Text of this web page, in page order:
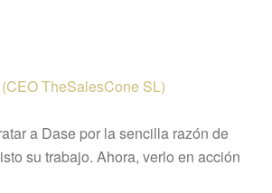
TheSalesCone SL)
a Dase por la sencilla razón de
su trabajo. Ahora, verlo en acción